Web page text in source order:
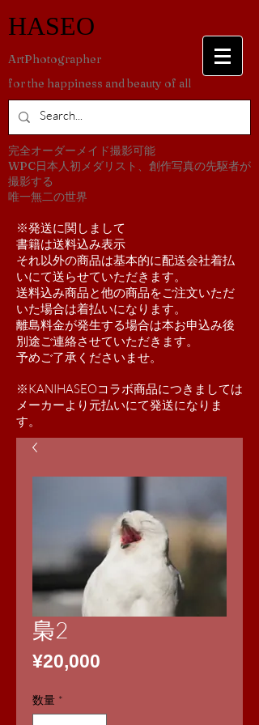
​HASEO
​ArtPhotographer
for the happiness and beauty of all
​完全オーダーメイド撮影可能
WPC日本人初メダリスト、創作写真の先駆者が
撮影する
​唯一無二の世界
​※発送に関しまして
書籍は送料込み表示
それ以外の商品は基本的に配送会社着払
いにて送らせていただきます。
送料込み商品と他の商品をご注文いただ
いた場合は着払いになります。
離島料金が発生する場合は本お申込み後
別途ご連絡させていただきます。
予めご了承くださいませ。
※KANIHASEOコラボ商品につきましては
​メーカーより元払いにて発送になりま
す。
梟2
¥20,000
数量 *